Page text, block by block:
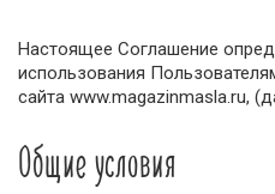
Настоящее Соглашение
использования
сайта www.magazinmasla.ru,
Общие условия